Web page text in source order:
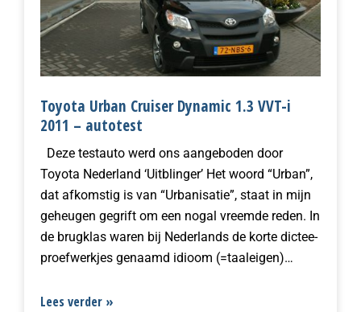
Toyota Urban Cruiser Dynamic 1.3 VVT-i
2011 – autotest
Deze testauto werd ons aangeboden door
Toyota Nederland ‘Uitblinger’ Het woord “Urban”,
dat afkomstig is van “Urbanisatie”, staat in mijn
geheugen gegrift om een nogal vreemde reden. In
de brugklas waren bij Nederlands de korte dictee-
proefwerkjes genaamd idioom (=taaleigen)…
Lees verder »